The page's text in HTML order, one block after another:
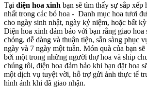
Tại điện hoa xinh bạn sẽ tìm thấy sự sắp xếp
nhất trong các bó hoa - Danh mục hoa tươi
cho ngày sinh nhật, ngày kỷ niệm, hoặc bất
Điện hoa xinh đảm bảo với bạn rằng giao hoa
chóng, dễ dàng và thuận tiện, sẵn sàng phục
ngày và 7 ngày một tuần. Món quà của bạn
bởi một trong những người thợ hoa và ship
chúng tôi, điện hoa đảm bảo khi bạn đặt hoa
một dịch vụ tuyệt vời, hỗ trợ gửi ảnh thực tế
hình ảnh khi đã giao nhận.